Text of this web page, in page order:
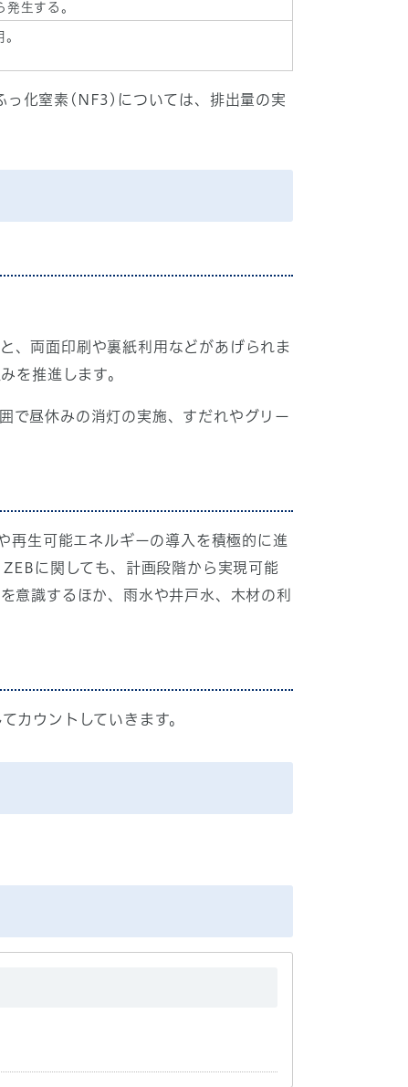
生する。
化窒素(NF3)については、排出量の実
、両面印刷や裏紙利用などがあげられま
を推進します。
で昼休みの消灯の実施、すだれやグリー
再生可能エネルギーの導入を積極的に進
に関しても、計画段階から実現可能
意識するほか、雨水や井戸水、木材の利
カウントしていきます。